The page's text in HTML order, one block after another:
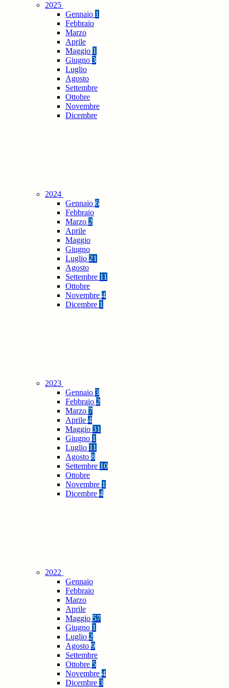
2025
Gennaio 1
Febbraio
Marzo
Aprile
Maggio 1
Giugno 3
Luglio
Agosto
Settembre
Ottobre
Novembre
Dicembre
2024
Gennaio 6
Febbraio
Marzo 2
Aprile
Maggio
Giugno
Luglio 21
Agosto
Settembre 11
Ottobre
Novembre 4
Dicembre 1
2023
Gennaio 3
Febbraio 2
Marzo 7
Aprile 4
Maggio 31
Giugno 1
Luglio 11
Agosto 8
Settembre 10
Ottobre
Novembre 1
Dicembre 4
2022
Gennaio
Febbraio
Marzo
Aprile
Maggio 57
Giugno 1
Luglio 2
Agosto 9
Settembre
Ottobre 5
Novembre 4
Dicembre 3